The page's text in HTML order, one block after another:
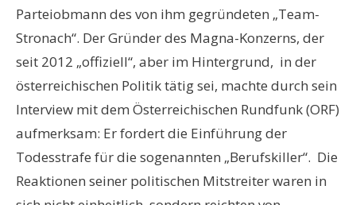
Parteiobmann des von ihm gegründeten „Team-
Stronach“. Der Gründer des Magna-Konzerns, der
seit 2012 „offiziell“, aber im Hintergrund, in der
österreichischen Politik tätig sei, machte durch sein
Interview mit dem Österreichischen Rundfunk (ORF)
aufmerksam: Er fordert die Einführung der
Todesstrafe für die sogenannten „Berufskiller“. Die
Reaktionen seiner politischen Mitstreiter waren in